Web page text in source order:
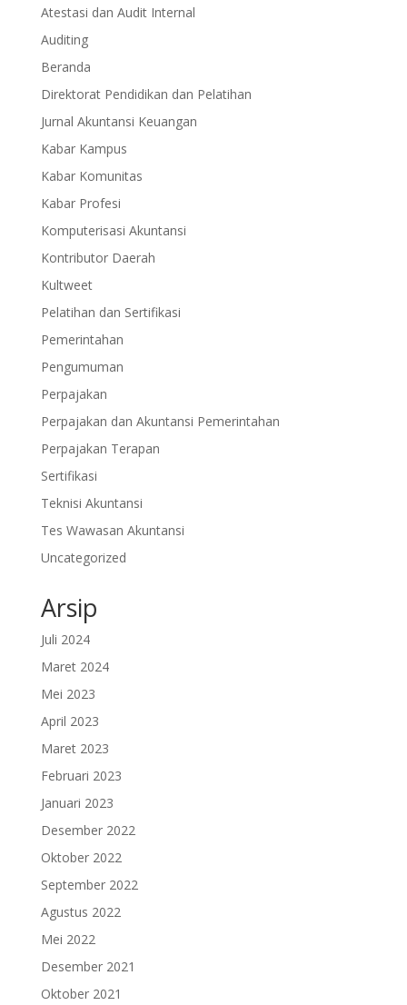
Atestasi dan Audit Internal
Auditing
Beranda
Direktorat Pendidikan dan Pelatihan
Jurnal Akuntansi Keuangan
Kabar Kampus
Kabar Komunitas
Kabar Profesi
Komputerisasi Akuntansi
Kontributor Daerah
Kultweet
Pelatihan dan Sertifikasi
Pemerintahan
Pengumuman
Perpajakan
Perpajakan dan Akuntansi Pemerintahan
Perpajakan Terapan
Sertifikasi
Teknisi Akuntansi
Tes Wawasan Akuntansi
Uncategorized
Arsip
Juli 2024
Maret 2024
Mei 2023
April 2023
Maret 2023
Februari 2023
Januari 2023
Desember 2022
Oktober 2022
September 2022
Agustus 2022
Mei 2022
Desember 2021
Oktober 2021